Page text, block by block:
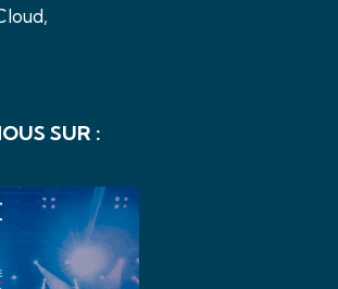
SUR :